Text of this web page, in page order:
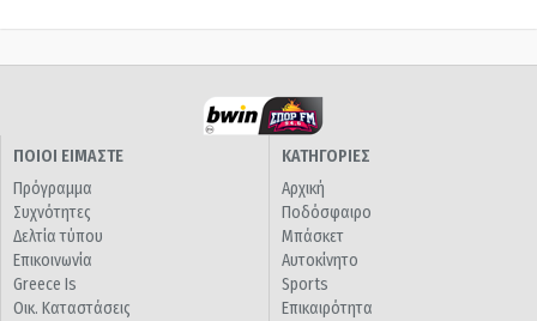
ΠΟΙΟΙ ΕΙΜΑΣΤΕ
Πρόγραμμα
Συχνότητες
Δελτία τύπου
Επικοινωνία
Greece Is
Οικ. Καταστάσεις
ΚΑΤΗΓΟΡΙΕΣ
Αρχική
Ποδόσφαιρο
Μπάσκετ
Αυτοκίνητο
Sports
Επικαιρότητα